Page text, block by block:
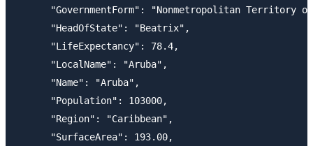
"GovernmentForm": "Nonmetropolitan Territory
      "HeadOfState": "Beatrix",
      "LifeExpectancy": 78.4,
      "LocalName": "Aruba",
      "Name": "Aruba",
      "Population": 103000,
      "Region": "Caribbean",
      "SurfaceArea": 193.00,